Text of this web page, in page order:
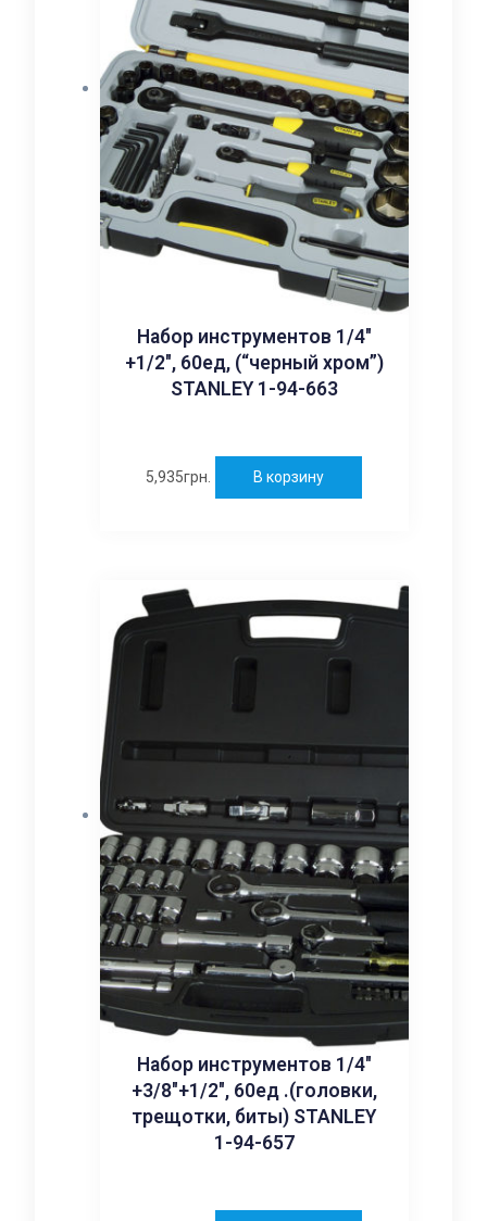
Набор инструментов 1/4″
+1/2″, 60ед, (“черный хром”)
STANLEY 1-94-663
5,935грн. В корзину
Набор инструментов 1/4″
+3/8″+1/2″, 60ед .(головки,
трещотки, биты) STANLEY
1-94-657